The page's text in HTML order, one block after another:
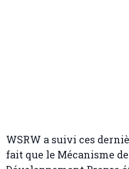
WSRW a suivi ces
fait que le Mécanisme